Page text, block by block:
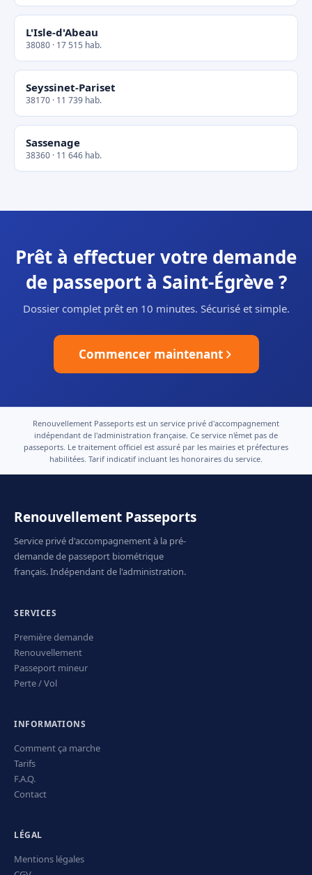
L'Isle-d'Abeau
38080 · 17 515 hab.
Seyssinet-Pariset
38170 · 11 739 hab.
Sassenage
38360 · 11 646 hab.
Prêt à effectuer votre demande
de passeport à Saint-Égrève ?
Dossier complet prêt en 10 minutes. Sécurisé et simple.
Commencer maintenant
Renouvellement Passeports est un service privé d'accompagnement
indépendant de l'administration française. Ce service n'émet pas de
passeports. Le traitement officiel est assuré par les mairies et préfectures
habilitées. Tarif indicatif incluant les honoraires du service.
Renouvellement Passeports
Service privé d'accompagnement à la pré-
demande de passeport biométrique
français. Indépendant de l'administration.
SERVICES
Première demande
Renouvellement
Passeport mineur
Perte / Vol
INFORMATIONS
Comment ça marche
Tarifs
F.A.Q.
Contact
LÉGAL
Mentions légales